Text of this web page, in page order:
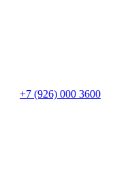
+7 (926) 000 3600